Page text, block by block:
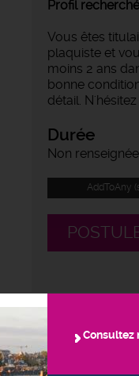
Profil recherché
Vous êtes
plaquiste et
moins 2 ans
bonne
détail.
Durée
Non renseignée
AddToAny
Consultez